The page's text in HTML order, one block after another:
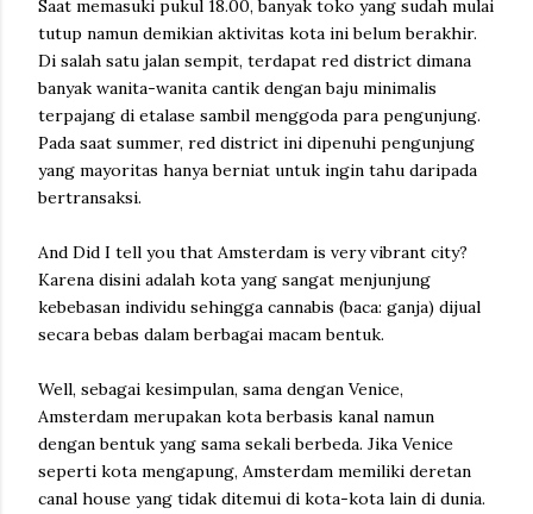
Saat memasuki pukul 18.00, banyak toko yang sudah mulai
tutup namun demikian aktivitas kota ini belum berakhir.
Di salah satu jalan sempit, terdapat red district dimana
banyak wanita-wanita cantik dengan baju minimalis
terpajang di etalase sambil menggoda para pengunjung.
Pada saat summer, red district ini dipenuhi pengunjung
yang mayoritas hanya berniat untuk ingin tahu daripada
bertransaksi.
And Did I tell you that Amsterdam is very vibrant city?
Karena disini adalah kota yang sangat menjunjung
kebebasan individu sehingga cannabis (baca: ganja) dijual
secara bebas dalam berbagai macam bentuk.
Well, sebagai kesimpulan, sama dengan Venice,
Amsterdam merupakan kota berbasis kanal namun
dengan bentuk yang sama sekali berbeda. Jika Venice
seperti kota mengapung, Amsterdam memiliki deretan
canal house yang tidak ditemui di kota-kota lain di dunia.